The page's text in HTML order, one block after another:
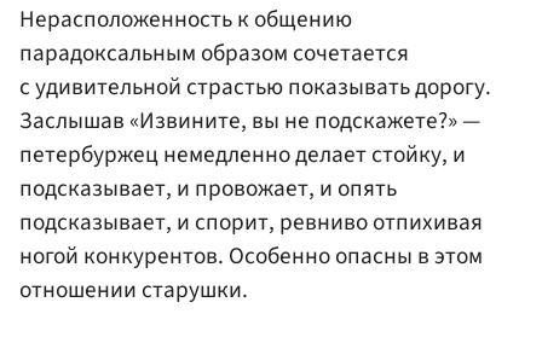
Нерасположенность к общению
парадоксальным образом сочетается
с удивительной страстью показывать дорогу.
Заслышав «Извините, вы не подскажете?» —
петербуржец немедленно делает стойку, и
подсказывает, и провожает, и опять
подсказывает, и спорит, ревниво отпихивая
ногой конкурентов. Особенно опасны в этом
отношении старушки.